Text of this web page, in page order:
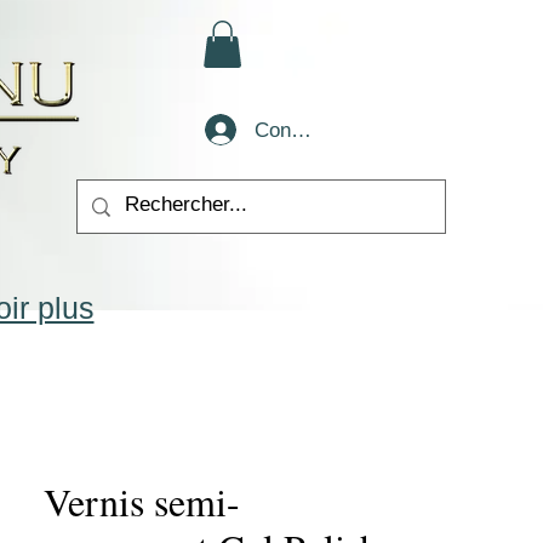
Conectează-te
Vernis semi-
plus